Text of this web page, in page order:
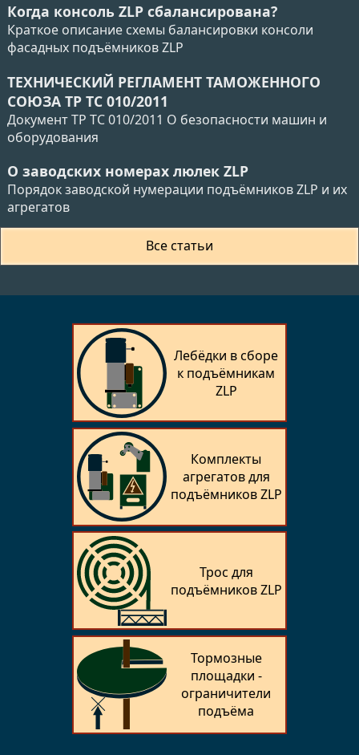
Когда консоль ZLP сбалансирована?
Краткое описание схемы балансировки консоли
фасадных подъёмников ZLP
ТЕХНИЧЕСКИЙ РЕГЛАМЕНТ ТАМОЖЕННОГО
СОЮЗА ТР ТС 010/2011
Документ ТР ТС 010/2011 О безопасности машин и
оборудования
О заводских номерах люлек ZLP
Порядок заводской нумерации подъёмников ZLP и их
агрегатов
Все статьи
Лебёдки в сборе
к подъёмникам
ZLP
Комплекты
агрегатов для
подъёмников ZLP
Трос для
подъёмников ZLP
Тормозные
площадки -
ограничители
подъёма